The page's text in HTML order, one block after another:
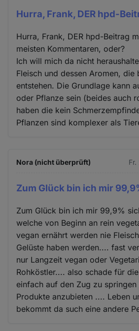
Hurra, Frank, DER hpd-
Hurra, Frank, DER hpd-Beitrag
meisten Kommentaren, oder?
Ich will mich da nicht
Fleisch und dessen Aromen, die
entstehen. Die Grundlage kann
oder Pflanze sein (beides auch
haben die kein
Pflanzen sind komplexer als
Nora (nicht überprüft)
Zum Glück bin ich mir
Zum Glück bin ich mir 99,9%
welche von Beginn an rein
vegan ernährt werden nie
Gelüste haben werden.... fast
nur Langzeit vegan oder
Rohköstler.... also schade für
einfach auf den Zug zu springen
Produkte anzubieten .... Leben
bekommt da such eine andere